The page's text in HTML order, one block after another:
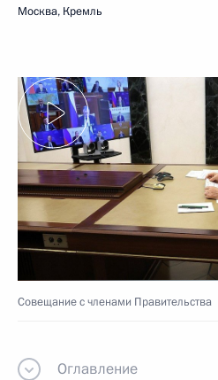
Москва, Кремль
Совещание с членами Правительства
Оглавление